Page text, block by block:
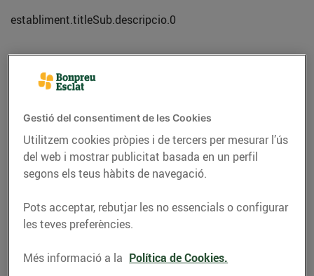
establiment.titleSub.descripcio.0
Adreça
Igualada
Telèfon
Gestió del consentiment de les Cookies
Utilitzem cookies pròpies i de tercers per mesurar l’ús
del web i mostrar publicitat basada en un perfil
segons els teus hàbits de navegació.
Pots acceptar, rebutjar les no essencials o configurar
les teves preferències.
Més informació a la Política de Cookies.